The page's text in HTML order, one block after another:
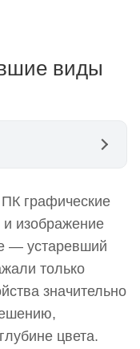
виды
трубкой
выравниванием
графические
изображение
— устаревший
только
значительно
цвета.